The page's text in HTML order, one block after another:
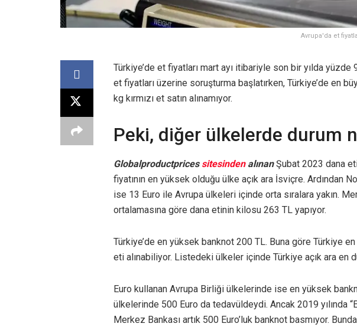
Avrupa'da et
Türkiye’de et fiyatları mart ayı itibariyle son bir yılda
et fiyatları üzerine soruşturma başlatırken, Türkiye’de en
kg kırmızı et satın alınamıyor.
Peki, diğer ülkelerde durum
GlobalproductpricessitesindenalınanŞubat 2023 dana
fiyatının en yüksek olduğu ülke açık ara İsviçre. Ardından
ise 13 Euro ile Avrupa ülkeleri içinde orta sıralara yakın.
ortalamasına göre dana etinin kilosu 263 TL yapıyor.
Türkiye’de en yüksek banknot 200 TL. Buna göre Türkiye
eti alınabiliyor. Listedeki ülkeler içinde Türkiye açık ara en
Euro kullanan Avrupa Birliği ülkelerinde ise en yüksek
ülkelerinde 500 Euro da tedavüldeydi. Ancak 2019 yılında
Merkez Bankası artık 500 Euro’luk banknot basmıyor.